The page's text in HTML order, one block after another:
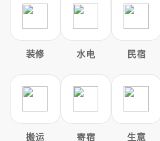
装修 水电 民宿
搬运 寄宿 生意